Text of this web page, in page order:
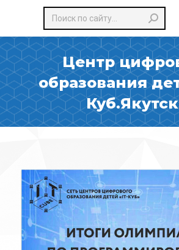
Поиск:
Центр
образования